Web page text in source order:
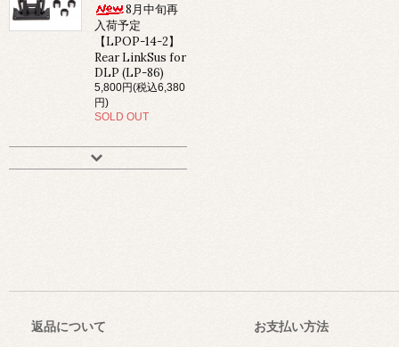
8月中旬再
入荷予定
【LPOP-14-2】
Rear LinkSus for
DLP (LP-86)
5,800円(税込6,380
円)
SOLD OUT
返品について お支払い方法